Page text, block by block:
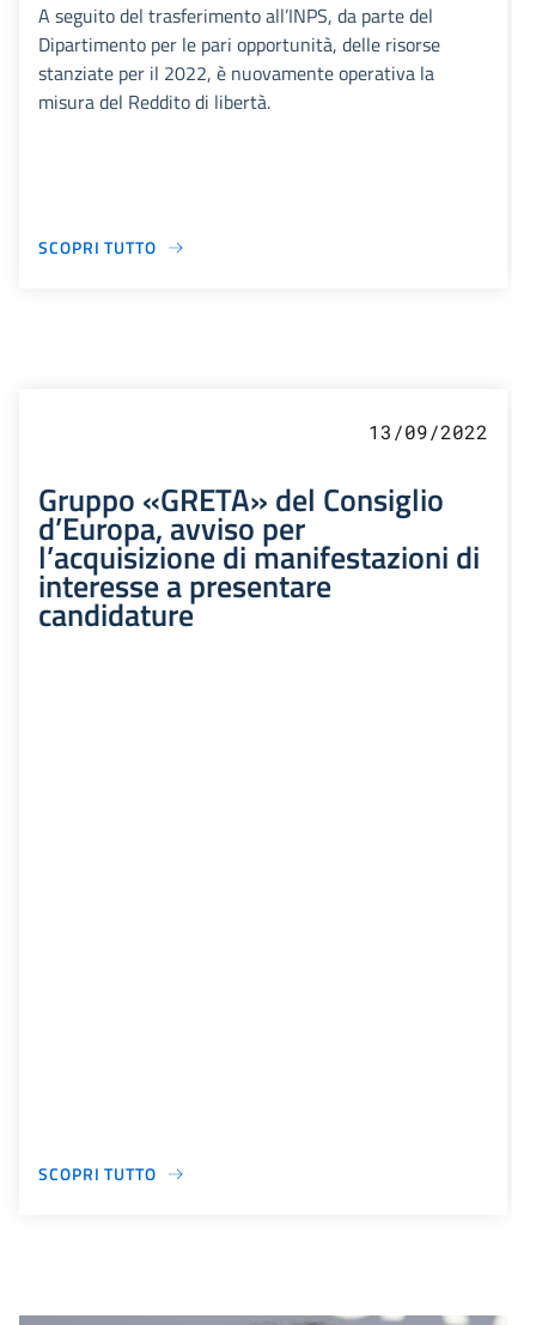
A seguito del trasferimento all’INPS, da parte del
Dipartimento per le pari opportunità, delle risorse
stanziate per il 2022, è nuovamente operativa la
misura del Reddito di libertà.
SCOPRI TUTTO
13/09/2022
Gruppo «GRETA» del Consiglio
d’Europa, avviso per
l’acquisizione di manifestazioni di
interesse a presentare
candidature
SCOPRI TUTTO